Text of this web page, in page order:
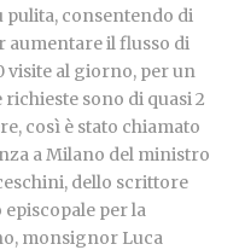
pulita, consentendo di
aumentare il flusso di
visite al giorno, per un
sono di quasi 2
così è stato chiamato
a Milano del ministro
dello scrittore
per la
monsignor Luca